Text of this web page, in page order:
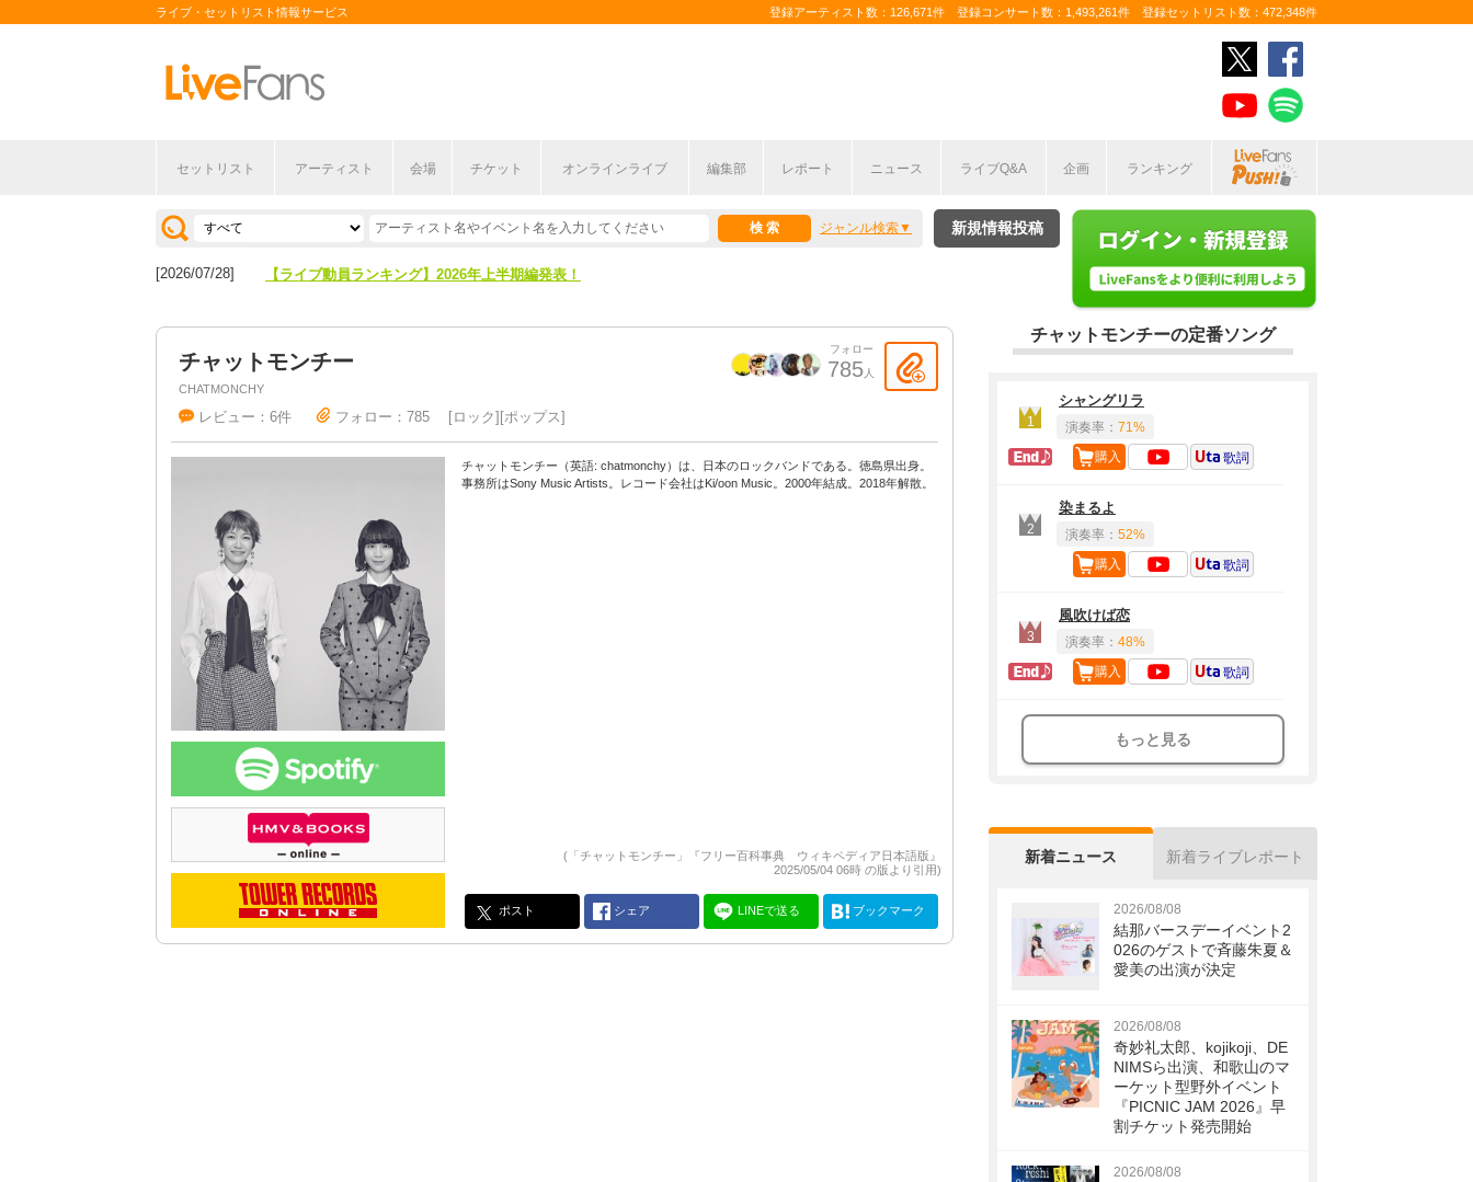
ライブ・セットリスト情報サービス 登録アーティスト数：126,671件 登録コンサート数：1,493,261件 登録セットリスト数：472,348件
セットリスト アーティスト 会場 チケット オンラインライブ 編集部 レポート ニュース ライブQ&A 企画 ランキング
ジャンル検索
[2026/04/27] 【フェス特集2026】フェス情報はここから！
[2026/07/28] 【ライブ動員ランキング】2026年上半期編発表！
新規情報投稿
チャットモンチー
CHATMONCHY
フォロー
785 人
レビュー：6件 フォロー：785 ロック ポップス
チャットモンチー（英語: chatmonchy）は、日本のロックバンドである。徳島県出身。
事務所はSony Music Artists。レコード会社はKi/oon Music。2000年結成。2018年解散。
(「チャットモンチー」『フリー百科事典 ウィキペディア日本語版』
2025/05/04 06時 の版より引用)
ポスト シェア LINEで送る ブックマーク
チャットモンチーの定番ソング
1
シャングリラ
演奏率： 71%
ラスト定番
購入 歌詞
2
染まるよ
演奏率： 52%
購入 歌詞
3
風吹けば恋
演奏率： 48%
ラスト定番
購入 歌詞
もっと見る
新着ニュース 新着ライブレポート
2026/08/08
結那バースデーイベント2
026のゲストで斉藤朱夏＆
愛美の出演が決定
2026/08/08
奇妙礼太郎、kojikoji、DE
NIMSら出演、和歌山のマ
ーケット型野外イベント
『PICNIC JAM 2026』早
割チケット発売開始
2026/08/08